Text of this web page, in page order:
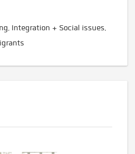
Integration + Social issues,